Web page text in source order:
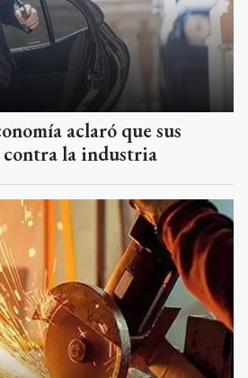
aclaró que sus
la industria